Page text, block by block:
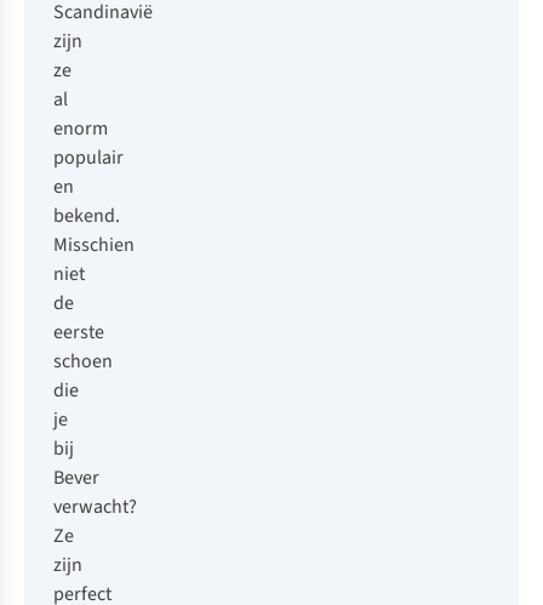
Scandinavië
zijn
ze
al
enorm
populair
en
bekend.
Misschien
niet
de
eerste
schoen
die
je
bij
Bever
verwacht?
Ze
zijn
perfect